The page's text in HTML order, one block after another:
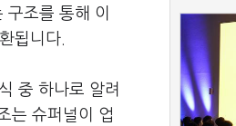
조를 통해 이
됩니다.
중 하나로 알려
는 슈퍼널이 업